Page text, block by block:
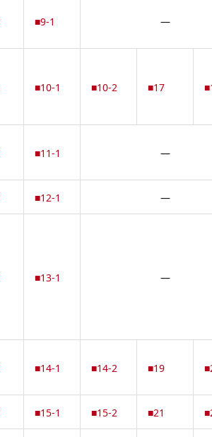
■9-1 ―
■10-1 ■10-2 ■17
■11-1 ―
■12-1 ―
■13-1 ―
■14-1 ■14-2 ■19
■15-1 ■15-2 ■21